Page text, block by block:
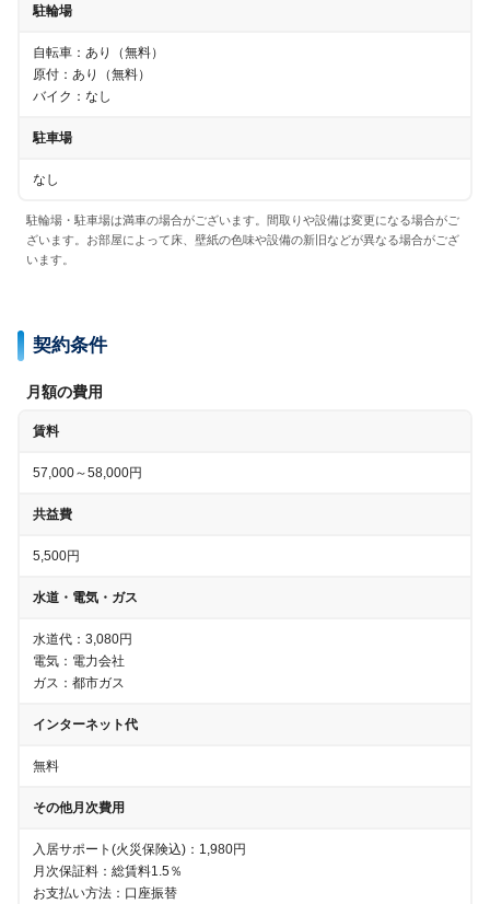
駐輪場
自転車 ： あり（無料）
原付 ： あり（無料）
バイク ： なし
駐車場
なし
駐輪場・駐車場は満車の場合がございます。間取りや設備は変更になる場合がご
ざいます。お部屋によって床、壁紙の色味や設備の新旧などが異なる場合がござ
います。
契約条件
月額の費用
賃料
57,000～58,000円
共益費
5,500円
水道・電気・ガス
水道代： 3,080円
電気：電力会社
ガス： 都市ガス
インターネット代
無料
その他月次費用
入居サポート(火災保険込)：1,980円
月次保証料：総賃料1.5％
お支払い方法：口座振替